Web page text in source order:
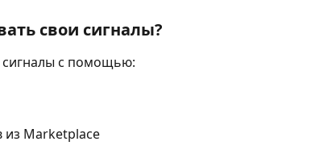
свои сигналы?
с помощью:
из Marketplace